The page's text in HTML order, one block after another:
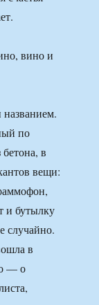
по
в
вещи:
и бутылку
случайно.
в
— о